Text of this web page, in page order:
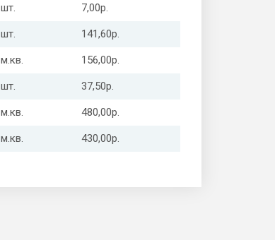
шт. 7,00р.
шт. 141,60р.
м.кв. 156,00р.
шт. 37,50р.
м.кв. 480,00р.
м.кв. 430,00р.